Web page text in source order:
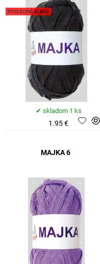
POSLEDNÉ KLBKO
skladom 1 ks
1.95 €
MAJKA 6